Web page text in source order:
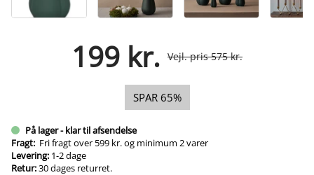
199 kr. Vejl. pris 575 kr.
SPAR 65%
På lager - klar til afsendelse
Fragt: Fri fragt over 599 kr. og minimum 2 varer
Levering: 1-2 dage
Retur:30 dages returret.